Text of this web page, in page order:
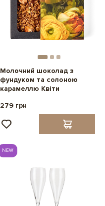
Молочний шоколад з
фундуком та солоною
карамеллю Квіти
279 грн
NEW